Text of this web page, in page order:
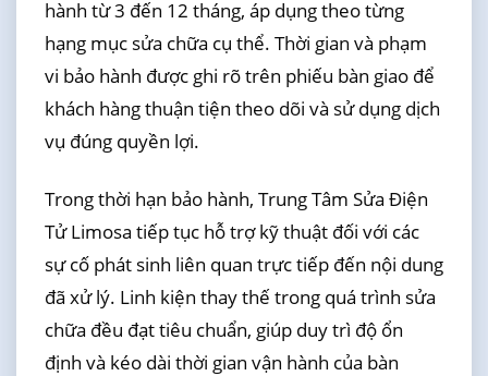
hành từ 3 đến 12 tháng, áp dụng theo từng
hạng mục sửa chữa cụ thể. Thời gian và phạm
vi bảo hành được ghi rõ trên phiếu bàn giao để
khách hàng thuận tiện theo dõi và sử dụng dịch
vụ đúng quyền lợi.
Trong thời hạn bảo hành, Trung Tâm Sửa Điện
Tử Limosa tiếp tục hỗ trợ kỹ thuật đối với các
sự cố phát sinh liên quan trực tiếp đến nội dung
đã xử lý. Linh kiện thay thế trong quá trình sửa
chữa đều đạt tiêu chuẩn, giúp duy trì độ ổn
định và kéo dài thời gian vận hành của bàn